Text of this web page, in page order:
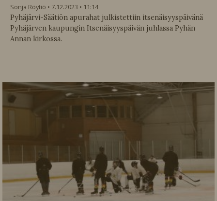
Sonja Röytiö 7.12.2023
11:14
Pyhäjärvi-Säätiön apurahat julkistettiin itsenäisyyspäivänä
Pyhäjärven kaupungin Itsenäisyyspäivän juhlassa Pyhän
Annan kirkossa.